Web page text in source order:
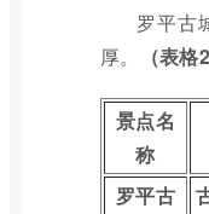
罗平古
厚。
（表
景点名
称
罗平古